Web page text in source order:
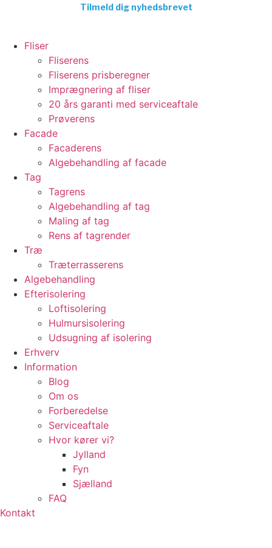
Tilmeld dig nyhedsbrevet
Fliser
Fliserens
Fliserens prisberegner
Imprægnering af fliser
20 års garanti med serviceaftale
Prøverens
Facade
Facaderens
Algebehandling af facade
Tag
Tagrens
Algebehandling af tag
Maling af tag
Rens af tagrender
Træ
Træterrasserens
Algebehandling
Efterisolering
Loftisolering
Hulmursisolering
Udsugning af isolering
Erhverv
Information
Blog
Om os
Forberedelse
Serviceaftale
Hvor kører vi?
Jylland
Fyn
Sjælland
FAQ
Kontakt